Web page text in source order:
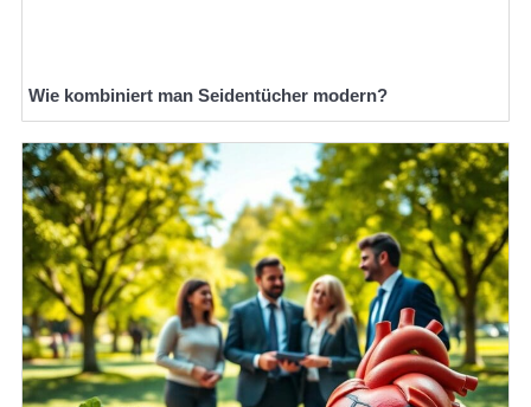
Wie kombiniert man Seidentücher modern?